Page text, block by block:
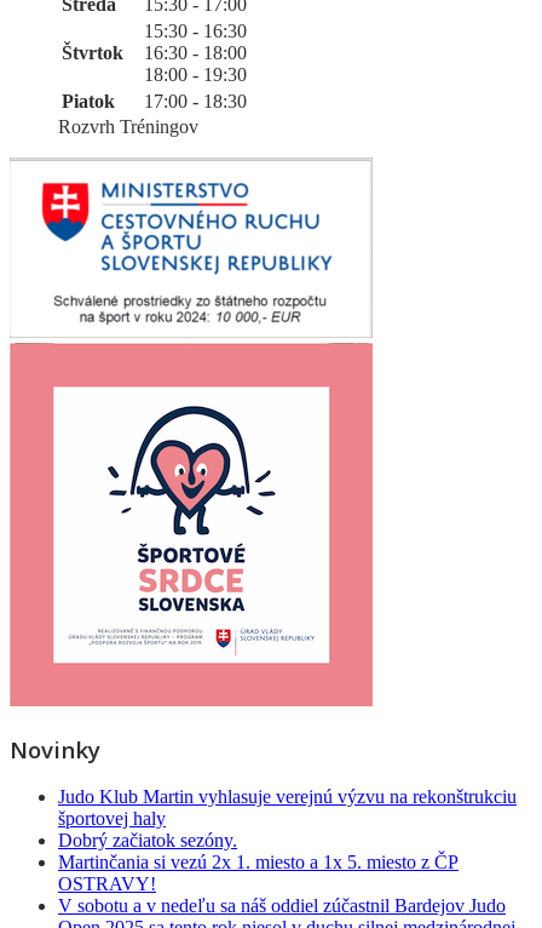
Štvrtok
15:30 - 16:30
16:30 - 18:00
18:00 - 19:30
Piatok
17:00 - 18:30
Rozvrh Tréningov
Novinky
Judo Klub Martin vyhlasuje verejnú výzvu na rekonštrukciu
športovej haly
Dobrý začiatok sezóny.
Martinčania si vezú 2x 1. miesto a 1x 5. miesto z ČP
OSTRAVY!
V sobotu a v nedeľu sa náš oddiel zúčastnil Bardejov Judo